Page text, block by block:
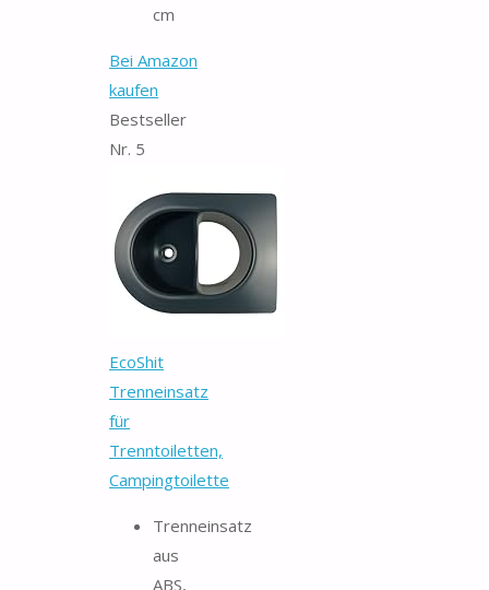
cm
Bei Amazon
kaufen
Bestseller
Nr. 5
EcoShit
Trenneinsatz
für
Trenntoiletten,
Campingtoilette
Trenneinsatz
aus
ABS,